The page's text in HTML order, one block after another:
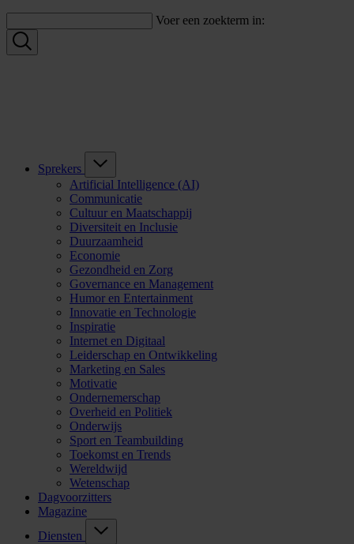
Voer een zoekterm in:
Sprekers
Artificial Intelligence (AI)
Communicatie
Cultuur en Maatschappij
Diversiteit en Inclusie
Duurzaamheid
Economie
Gezondheid en Zorg
Governance en Management
Humor en Entertainment
Innovatie en Technologie
Inspiratie
Internet en Digitaal
Leiderschap en Ontwikkeling
Marketing en Sales
Motivatie
Ondernemerschap
Overheid en Politiek
Onderwijs
Sport en Teambuilding
Toekomst en Trends
Wereldwijd
Wetenschap
Dagvoorzitters
Magazine
Diensten